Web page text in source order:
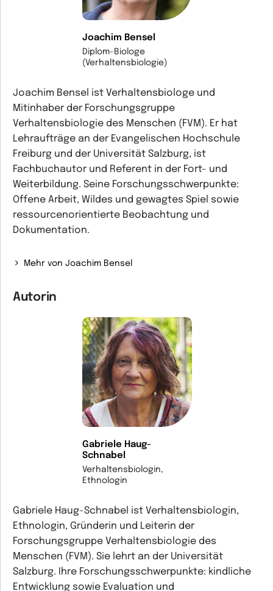
Joachim Bensel
Diplom-Biologe
(Verhaltensbiologie)
Joachim Bensel ist Verhaltensbiologe und
Mitinhaber der Forschungsgruppe
Verhaltensbiologie des Menschen (FVM). Er hat
Lehraufträge an der Evangelischen Hochschule
Freiburg und der Universität Salzburg, ist
Fachbuchautor und Referent in der Fort- und
Weiterbildung. Seine Forschungsschwerpunkte:
Offene Arbeit, Wildes und gewagtes Spiel sowie
ressourcenorientierte Beobachtung und
Dokumentation.
Mehr von Joachim Bensel
Autorin
Gabriele Haug-
Schnabel
Verhaltensbiologin,
Ethnologin
Gabriele Haug-Schnabel ist Verhaltensbiologin,
Ethnologin, Gründerin und Leiterin der
Forschungsgruppe Verhaltensbiologie des
Menschen (FVM). Sie lehrt an der Universität
Salzburg. Ihre Forschungsschwerpunkte: kindliche
Entwicklung sowie Evaluation und